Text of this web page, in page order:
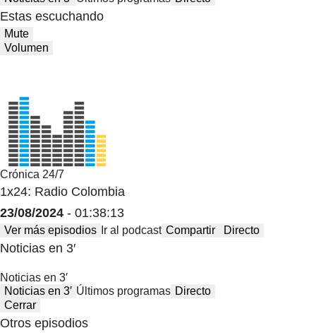
Estas escuchando
Mute
Volumen
Crónica 24/7
1x24: Radio Colombia
23/08/2024 - 01:38:13
Ver más episodios Ir al podcast Compartir Directo
Noticias en 3′
Noticias en 3′
Noticias en 3′ Últimos programas Directo
Cerrar
Otros episodios